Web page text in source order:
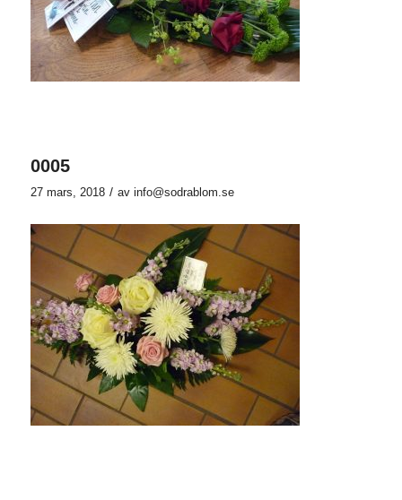
0005
27 mars, 2018 / av info@sodrablom.se